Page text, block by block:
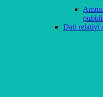
Dati relativi